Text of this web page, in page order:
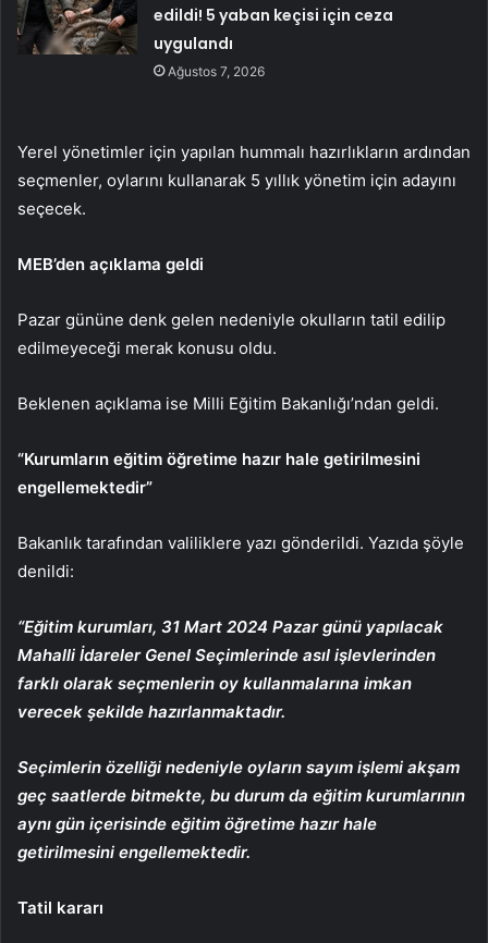
edildi! 5 yaban keçisi için ceza
uygulandı
Ağustos 7, 2026
Yerel yönetimler için yapılan hummalı hazırlıkların ardından
seçmenler, oylarını kullanarak 5 yıllık yönetim için adayını
seçecek.
MEB’den açıklama geldi
Pazar gününe denk gelen nedeniyle okulların tatil edilip
edilmeyeceği merak konusu oldu.
Beklenen açıklama ise Milli Eğitim Bakanlığı’ndan geldi.
“Kurumların eğitim öğretime hazır hale getirilmesini
engellemektedir”
Bakanlık tarafından valiliklere yazı gönderildi. Yazıda şöyle
denildi:
“Eğitim kurumları, 31 Mart 2024 Pazar günü yapılacak
Mahalli İdareler Genel Seçimlerinde asıl işlevlerinden
farklı olarak seçmenlerin oy kullanmalarına imkan
verecek şekilde hazırlanmaktadır.
Seçimlerin özelliği nedeniyle oyların sayım işlemi akşam
geç saatlerde bitmekte, bu durum da eğitim kurumlarının
aynı gün içerisinde eğitim öğretime hazır hale
getirilmesini engellemektedir.
Tatil kararı